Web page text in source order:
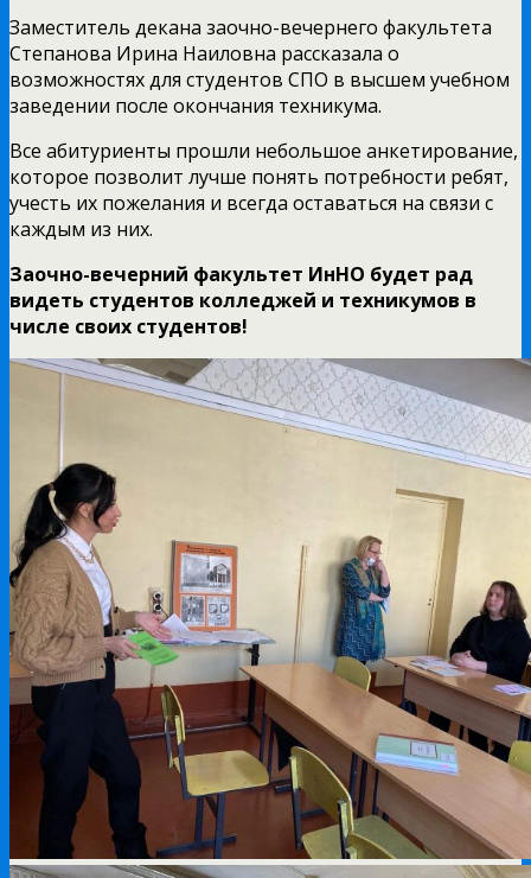
Заместитель декана заочно-вечернего факультета
Степанова Ирина Наиловна рассказала о
возможностях для студентов СПО в высшем учебном
заведении после окончания техникума.
Все абитуриенты прошли небольшое анкетирование,
которое позволит лучше понять потребности ребят,
учесть их пожелания и всегда оставаться на связи с
каждым из них.
Заочно-вечерний факультет ИнНО будет рад
видеть студентов колледжей и техникумов в
числе своих студентов!